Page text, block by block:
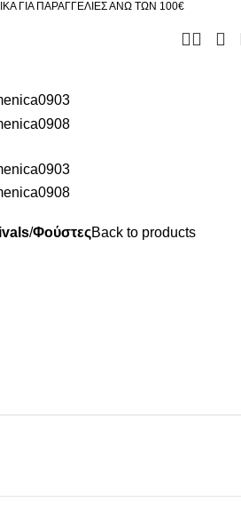
ΓΙΑ ΠΑΡΑΓΓΕΛΙΕΣ ΑΝΩ ΤΩΝ 100€
ΦούστεςBack to products